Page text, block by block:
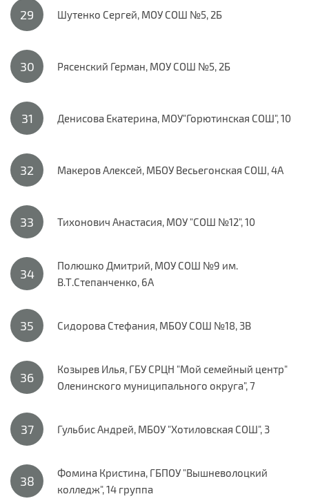
Шутенко Сергей, МОУ СОШ №5, 2Б
Рясенский Герман, МОУ СОШ №5, 2Б
Денисова Екатерина, МОУ"Горютинская СОШ", 10
Макеров Алексей, МБОУ Весьегонская СОШ, 4А
Тихонович Анастасия, МОУ "СОШ №12", 10
Полюшко Дмитрий, МОУ СОШ №9 им.
В.Т.Степанченко, 6А
Сидорова Стефания, МБОУ СОШ №18, 3В
Козырев Илья, ГБУ СРЦН "Мой семейный центр"
Оленинского муниципального округа", 7
Гульбис Андрей, МБОУ "Хотиловская СОШ", 3
Фомина Кристина, ГБПОУ "Вышневолоцкий
колледж", 14 группа